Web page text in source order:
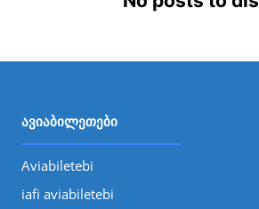
ავიაბილეთები
Aviabiletebi
iafi aviabiletebi